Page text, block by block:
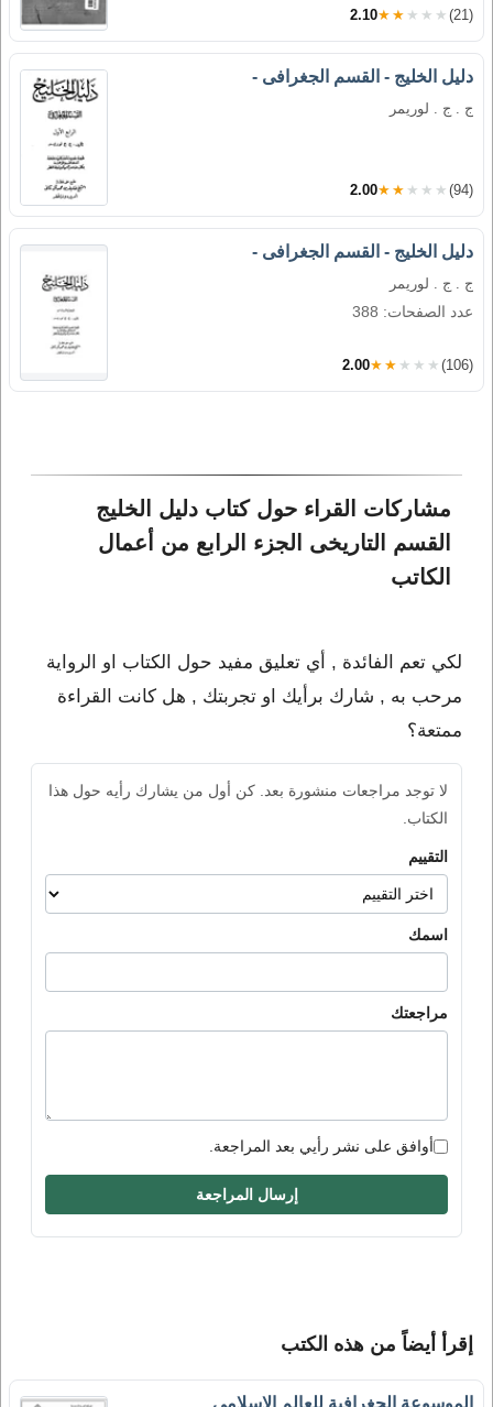
2.10★★★★★ (21)
دليل الخليج - القسم الجغرافى -
ج . ج . لوريمر
2.00★★★★★ (94)
دليل الخليج - القسم الجغرافى -
ج . ج . لوريمر
عدد الصفحات: 388
2.00★★★★★ (106)
مشاركات القراء حول كتاب دليل الخليج
القسم التاريخى الجزء الرابع من أعمال
الكاتب
لكي تعم الفائدة , أي تعليق مفيد حول الكتاب او الرواية
مرحب به , شارك برأيك او تجربتك , هل كانت القراءة
ممتعة؟
لا توجد مراجعات منشورة بعد. كن أول من يشارك رأيه حول هذا
الكتاب.
التقييم
اسمك
مراجعتك
أوافق على نشر رأيي بعد المراجعة.
إرسال المراجعة
إقرأ أيضاً من هذه الكتب
الموسوعة الجغرافية للعالم الإسلامى